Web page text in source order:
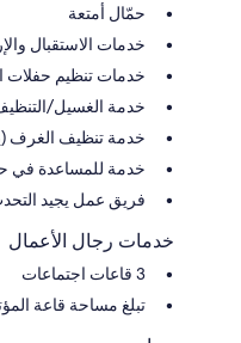
حمّال أمتعة
خدمات الاستقبال
خدمات تنظيم حفلات
خدمة الغسيل/
خدمة تنظيف الغرف
خدمة للمساعدة في
فريق عمل يجيد
خدمات رجال الأعمال
3 قاعات اجتماعات
تبلغ مساحة قاعة المؤتمرات 372